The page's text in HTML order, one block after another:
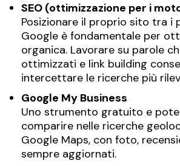
SEO (ottimizzazione per i
Posizionare il proprio sito tra i
Google è fondamentale per
organica. Lavorare su parole
ottimizzati e link building
intercettare le ricerche più
Google My Business
Uno strumento gratuito e
comparire nelle ricerche
Google Maps, con foto,
sempre aggiornati.